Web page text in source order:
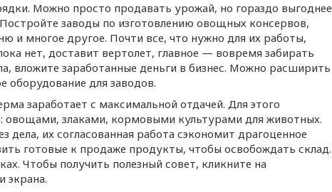
Можно просто продавать урожай, но гораздо выгоднее
заводы по изготовлению овощных консервов,
и многое другое. Почти все, что нужно для их работы,
нет, доставит вертолет, главное — вовремя забирать
вложите заработанные деньги в бизнес. Можно расширить
оборудование для заводов.
заработает с максимальной отдачей. Для этого
овощами, злаками, кормовыми культурами для животных.
дела, их согласованная работа сэкономит драгоценное
готовые к продаже продукты, чтобы освобождать склад.
Чтобы получить полезный совет, кликните на
экрана.